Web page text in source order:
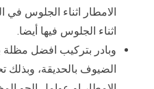
الامطار اثناء الجلوس في
اثناء الجلوس فيها أيضا.
وبادر بتركيب افضل مظلة
الضيوف بالحديقة،